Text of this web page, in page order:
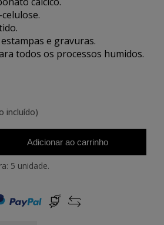
e gravuras.
todos os processos humidos.
incluído)
Adicionar ao carrinho
5 unidade.